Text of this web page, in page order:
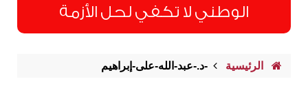
الوطني لا تكفي لحل الأزمة
الرئيسية -د.-عبد-الله-على-إبراهيم